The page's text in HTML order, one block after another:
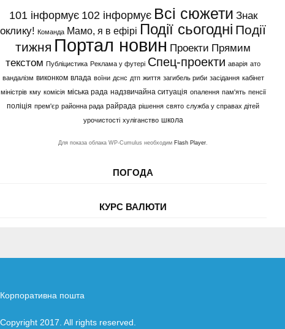
101 інформує 102 інформує Всі сюжети Знак
оклику! Команда Мамо, я в ефірі Події сьогодні Події
тижня Портал новин Проекти Прямим
текстом Публіцистика Реклама у футері Спец-проекти аварія ато
вандалізм виконком влада воїни дснс дтп життя загибель риби засідання кабінет
міністрів кму комісія міська рада надзвичайна ситуація опалення пам'ять пенсії
поліція прем'єр районна рада райрада рішення свято служба у справах дітей
урочистості хуліганство школа
Для показа облака WP-Cumulus необходим Flash Player.
ПОГОДА
КУРС ВАЛЮТИ
Корпоративна пошта
Copyright 2017. All rights reserved.